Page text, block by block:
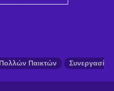
Πολλών Παικτών Συνεργασίας